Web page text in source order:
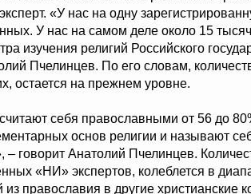
«У нас на одну
У нас на самом деле около 15
изучения религий Российского
Пчелинцев. По его словам,
остается на прежнем уровне.
себя православными от 56 до
основ религии и называют
– говорит Анатолий Пчелинцев.
«НИ» экспертов, колеблется в
православия в другие христианские